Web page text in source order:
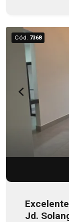
Cód. 7368
Jd.